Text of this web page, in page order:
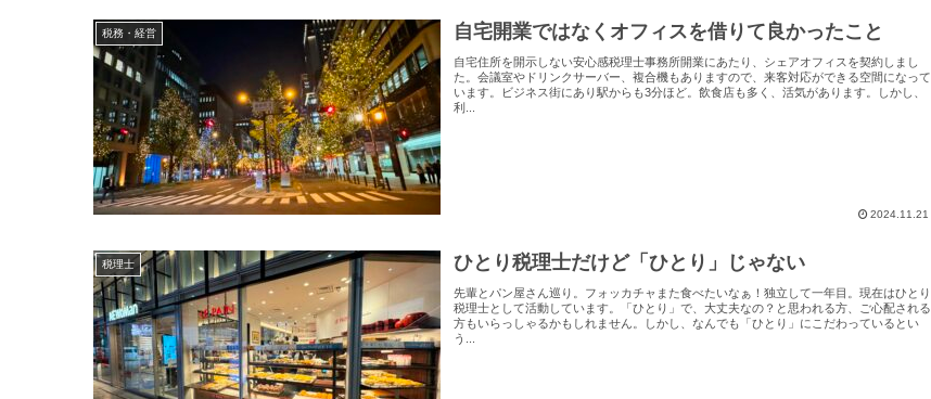
税務・経営 自宅開業ではなくオフィスを借りて良かったこと
自宅住所を開示しない安心感税理士事務所開業にあたり、シェアオフィスを契約しまし
た。会議室やドリンクサーバー、複合機もありますので、来客対応ができる空間になって
います。ビジネス街にあり駅からも3分ほど。飲食店も多く、活気があります。しかし、
利...
2024.11.21
税理士 ひとり税理士だけど「ひとり」じゃない
先輩とパン屋さん巡り。フォッカチャまた食べたいなぁ！独立して一年目。現在はひとり
税理士として活動しています。「ひとり」で、大丈夫なの？と思われる方、ご心配される
方もいらっしゃるかもしれません。しかし、なんでも「ひとり」にこだわっているとい
う...